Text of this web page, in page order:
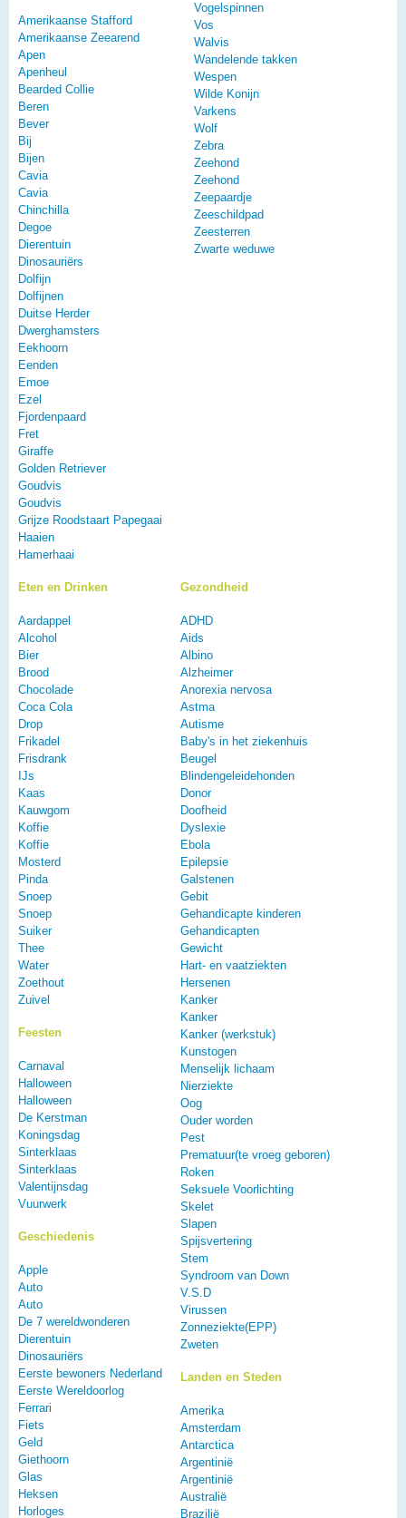
Amerikaanse Stafford
Amerikaanse Zeearend
Apen
Apenheul
Bearded Collie
Beren
Bever
Bij
Bijen
Cavia
Cavia
Chinchilla
Degoe
Dierentuin
Dinosauriërs
Dolfijn
Dolfijnen
Duitse Herder
Dwerghamsters
Eekhoorn
Eenden
Emoe
Ezel
Fjordenpaard
Fret
Giraffe
Golden Retriever
Goudvis
Goudvis
Grijze Roodstaart Papegaai
Haaien
Hamerhaai
Vogelspinnen
Vos
Walvis
Wandelende takken
Wespen
Wilde Konijn
Varkens
Wolf
Zebra
Zeehond
Zeehond
Zeepaardje
Zeeschildpad
Zeesterren
Zwarte weduwe
Eten en Drinken
Aardappel
Alcohol
Bier
Brood
Chocolade
Coca Cola
Drop
Frikadel
Frisdrank
IJs
Kaas
Kauwgom
Koffie
Koffie
Mosterd
Pinda
Snoep
Snoep
Suiker
Thee
Water
Zoethout
Zuivel
Feesten
Carnaval
Halloween
Halloween
De Kerstman
Koningsdag
Sinterklaas
Sinterklaas
Valentijnsdag
Vuurwerk
Geschiedenis
Apple
Auto
Auto
De 7 wereldwonderen
Dierentuin
Dinosauriërs
Eerste bewoners Nederland
Eerste Wereldoorlog
Ferrari
Fiets
Geld
Giethoorn
Glas
Heksen
Horloges
Gezondheid
ADHD
Aids
Albino
Alzheimer
Anorexia nervosa
Astma
Autisme
Baby's in het ziekenhuis
Beugel
Blindengeleidehonden
Donor
Doofheid
Dyslexie
Ebola
Epilepsie
Galstenen
Gebit
Gehandicapte kinderen
Gehandicapten
Gewicht
Hart- en vaatziekten
Hersenen
Kanker
Kanker
Kanker (werkstuk)
Kunstogen
Menselijk lichaam
Nierziekte
Oog
Ouder worden
Pest
Prematuur(te vroeg geboren)
Roken
Seksuele Voorlichting
Skelet
Slapen
Spijsvertering
Stem
Syndroom van Down
V.S.D
Virussen
Zonneziekte(EPP)
Zweten
Landen en Steden
Amerika
Amsterdam
Antarctica
Argentinië
Argentinië
Australië
Brazilië